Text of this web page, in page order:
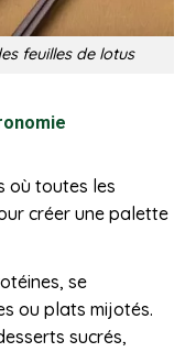
feuilles de lotus
où toutes les
créer une palette
se
ou plats mijotés.
sucrés,